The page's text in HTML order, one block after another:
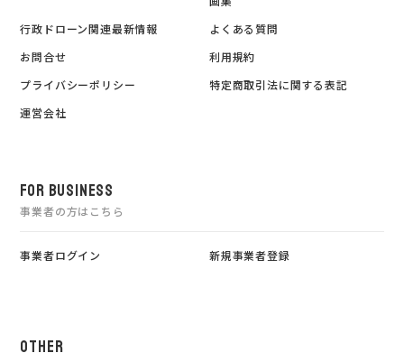
行政ドローン関連最新情報
よくある質問
お問合せ
利用規約
プライバシーポリシー
特定商取引法に関する表記
運営会社
FOR BUSINESS
事業者の方はこちら
事業者ログイン 新規事業者登録
OTHER